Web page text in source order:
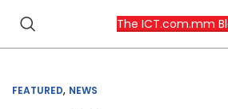
The ICT.com.mm
FEATURED, NEWS